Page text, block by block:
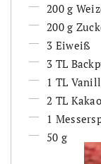
200 g
200 g
3 Eiweiß
3 TL
1 TL
2 TL Kakao
1
50 g